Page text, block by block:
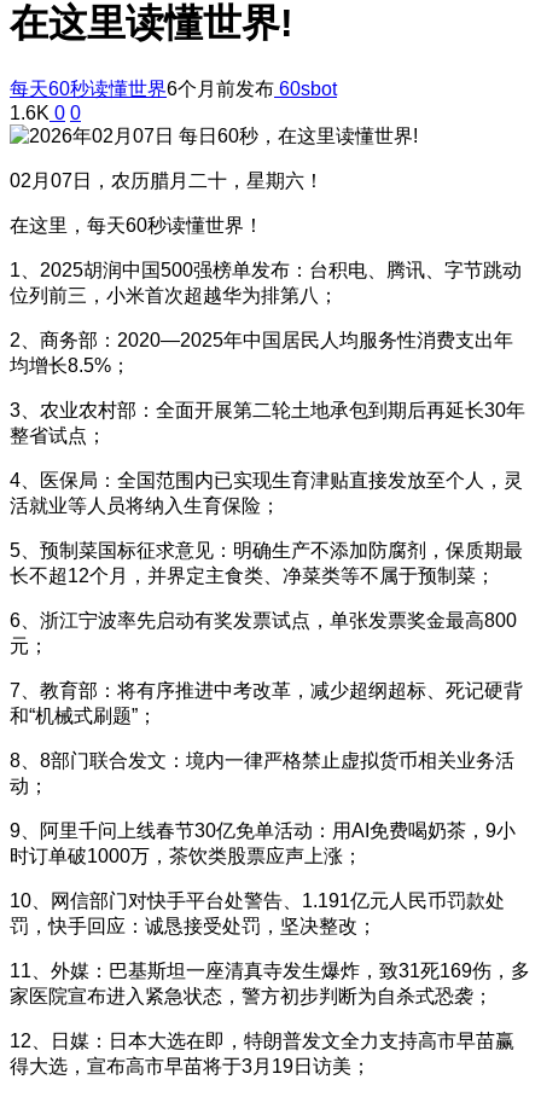
在这里读懂世界!
每天60秒读懂世界6个月前发布 60sbot
1.6K 0 0
02月07日，农历腊月二十，星期六！
在这里，每天60秒读懂世界！
1、2025胡润中国500强榜单发布：台积电、腾讯、字节跳动
位列前三，小米首次超越华为排第八；
2、商务部：2020—2025年中国居民人均服务性消费支出年
均增长8.5%；
3、农业农村部：全面开展第二轮土地承包到期后再延长30年
整省试点；
4、医保局：全国范围内已实现生育津贴直接发放至个人，灵
活就业等人员将纳入生育保险；
5、预制菜国标征求意见：明确生产不添加防腐剂，保质期最
长不超12个月，并界定主食类、净菜类等不属于预制菜；
6、浙江宁波率先启动有奖发票试点，单张发票奖金最高800
元；
7、教育部：将有序推进中考改革，减少超纲超标、死记硬背
和“机械式刷题”；
8、8部门联合发文：境内一律严格禁止虚拟货币相关业务活
动；
9、阿里千问上线春节30亿免单活动：用AI免费喝奶茶，9小
时订单破1000万，茶饮类股票应声上涨；
10、网信部门对快手平台处警告、1.191亿元人民币罚款处
罚，快手回应：诚恳接受处罚，坚决整改；
11、外媒：巴基斯坦一座清真寺发生爆炸，致31死169伤，多
家医院宣布进入紧急状态，警方初步判断为自杀式恐袭；
12、日媒：日本大选在即，特朗普发文全力支持高市早苗赢
得大选，宣布高市早苗将于3月19日访美；